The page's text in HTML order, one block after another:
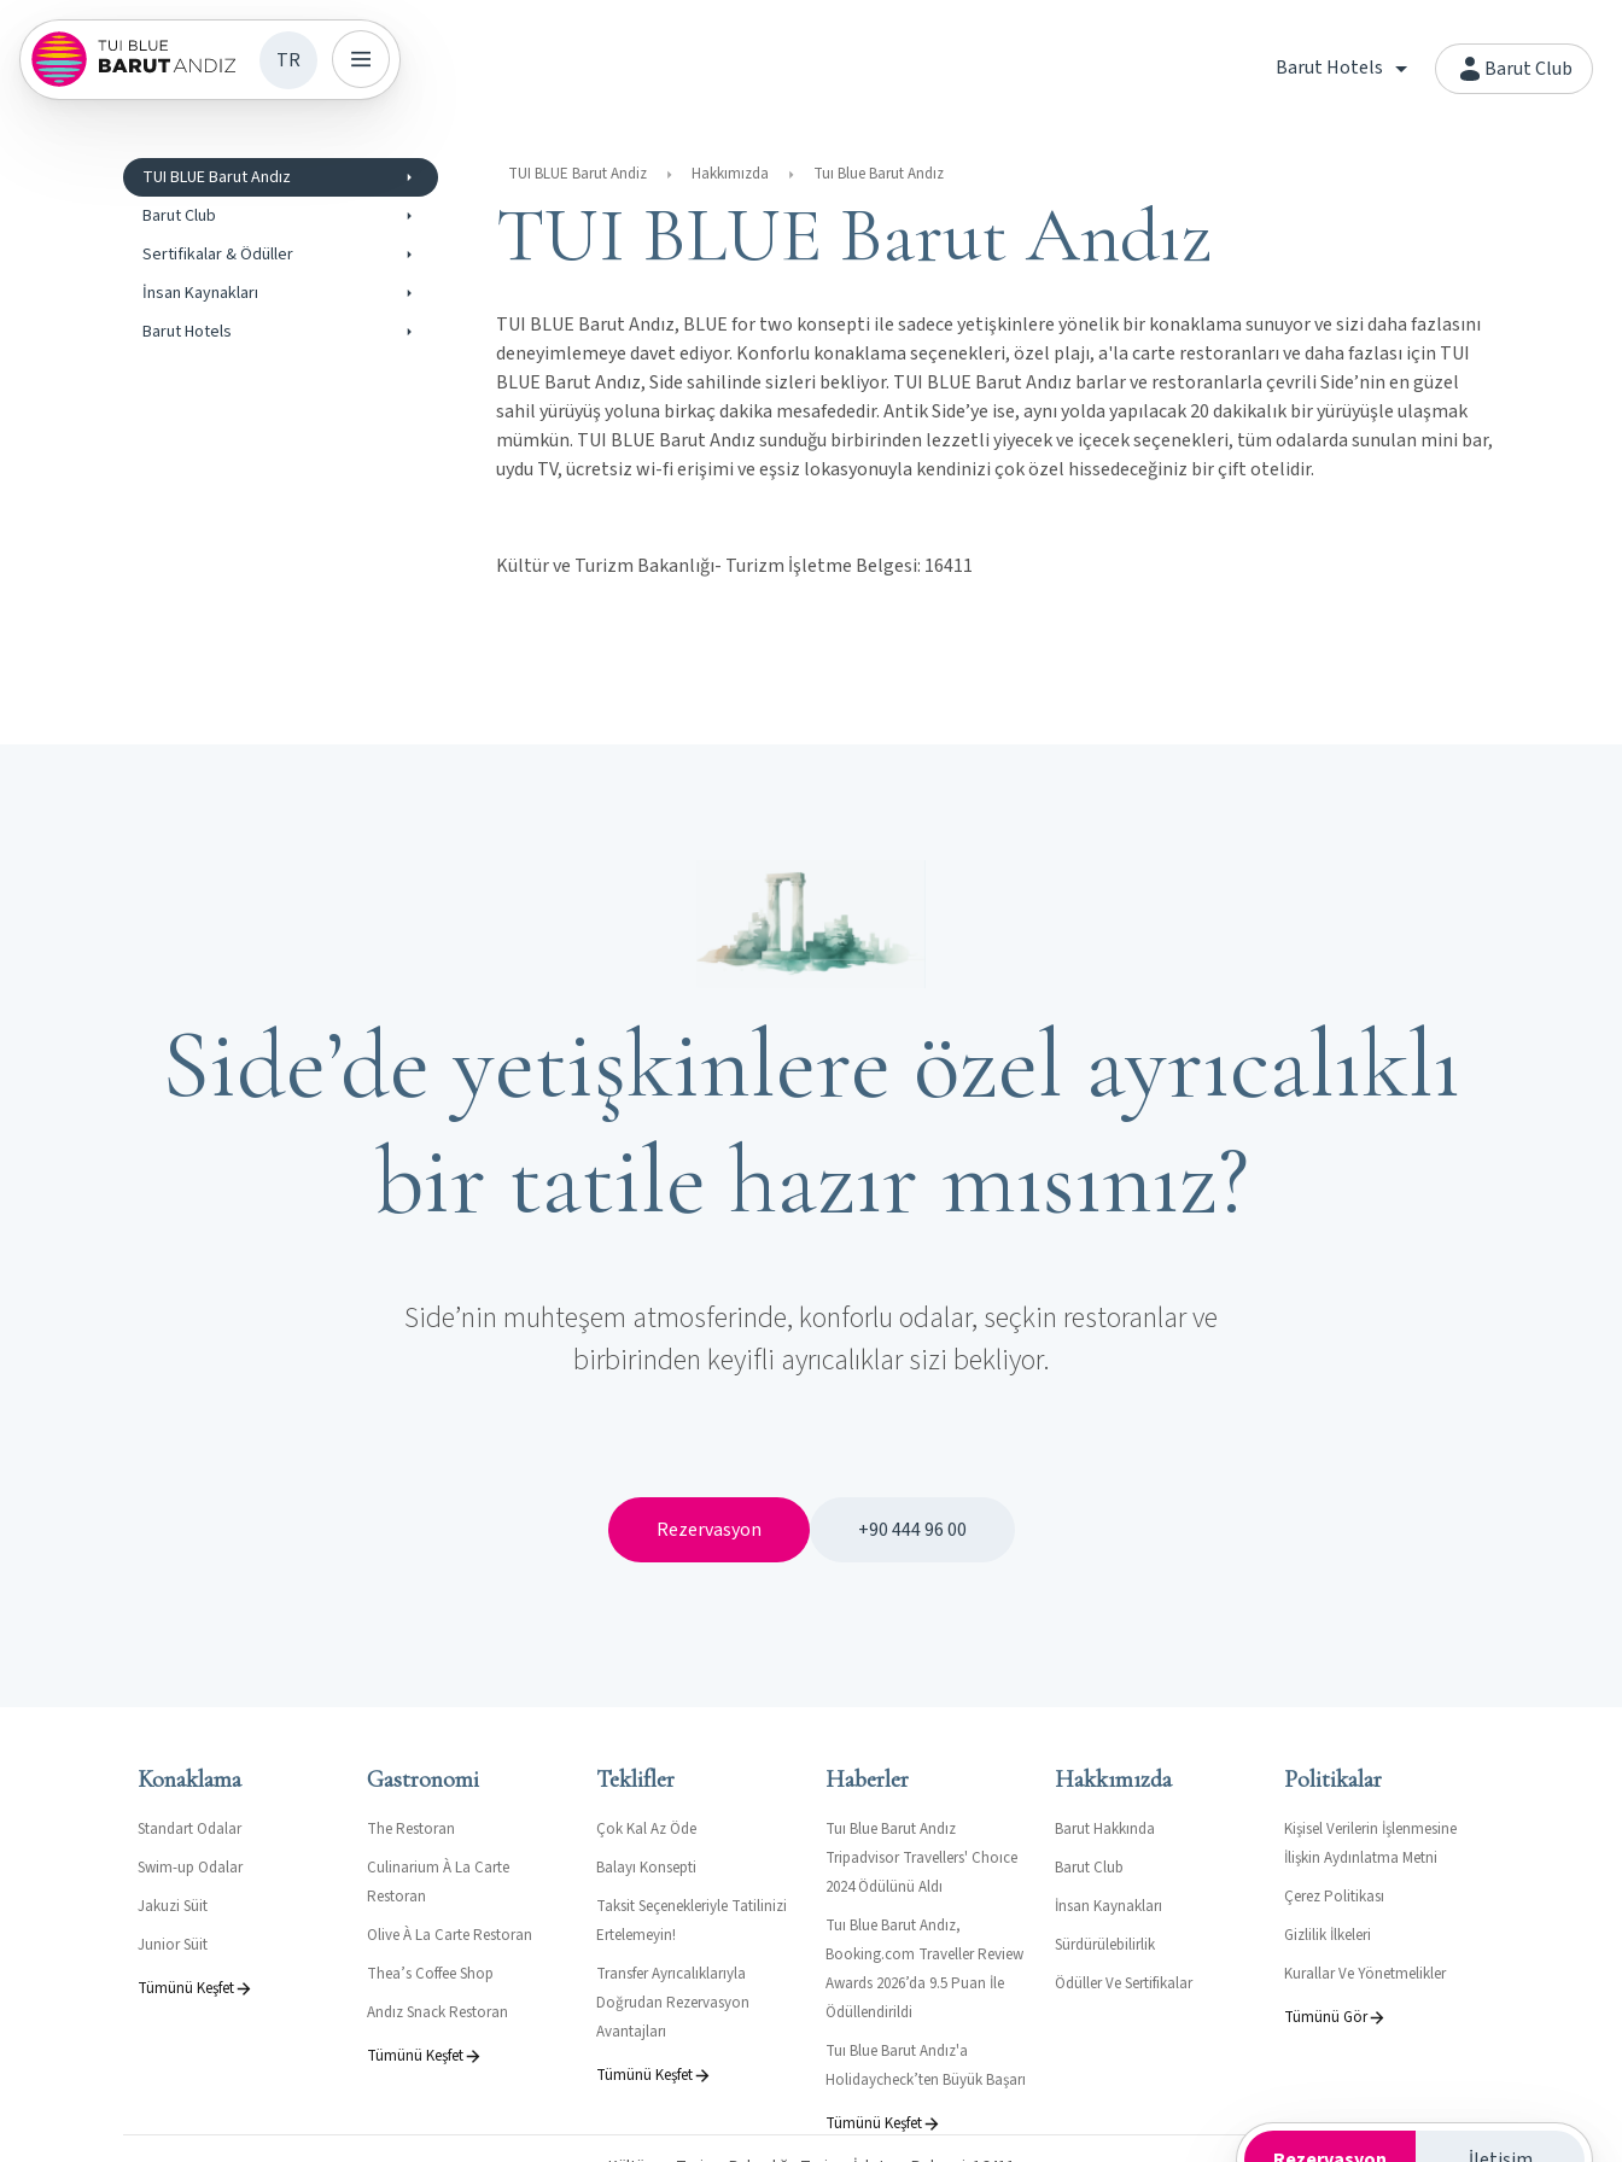
TR Barut Hotels Barut Club
TUI BLUE Barut Andız
Barut Club
Sertifikalar & Ödüller
İnsan Kaynakları
Barut Hotels
TUI BLUE Barut Andiz Hakkımızda Tuı Blue Barut Andız
TUI BLUE Barut Andız
TUI BLUE Barut Andız, BLUE for two konsepti ile sadece yetişkinlere yönelik bir konaklama sunuyor ve sizi daha fazlasını
deneyimlemeye davet ediyor. Konforlu konaklama seçenekleri, özel plajı, a'la carte restoranları ve daha fazlası için TUI
BLUE Barut Andız, Side sahilinde sizleri bekliyor. TUI BLUE Barut Andız barlar ve restoranlarla çevrili Side’nin en güzel
sahil yürüyüş yoluna birkaç dakika mesafededir. Antik Side’ye ise, aynı yolda yapılacak 20 dakikalık bir yürüyüşle ulaşmak
mümkün. TUI BLUE Barut Andız sunduğu birbirinden lezzetli yiyecek ve içecek seçenekleri, tüm odalarda sunulan mini bar,
uydu TV, ücretsiz wi-fi erişimi ve eşsiz lokasyonuyla kendinizi çok özel hissedeceğiniz bir çift otelidir.
Kültür ve Turizm Bakanlığı- Turizm İşletme Belgesi: 16411
Side’de yetişkinlere özel ayrıcalıklı
bir tatile hazır mısınız?
Side’nin muhteşem atmosferinde, konforlu odalar, seçkin restoranlar ve
birbirinden keyifli ayrıcalıklar sizi bekliyor.
Rezervasyon +90 444 96 00
Konaklama
Standart Odalar
Swim-up Odalar
Jakuzi Süit
Junior Süit
Tümünü Keşfet
Gastronomi
The Restoran
Culinarium À La Carte
Restoran
Olive À La Carte Restoran
Thea’s Coffee Shop
Andız Snack Restoran
Tümünü Keşfet
Teklifler
Çok Kal Az Öde
Balayı Konsepti
Taksit Seçenekleriyle Tatilinizi
Ertelemeyin!
Transfer Ayrıcalıklarıyla
Doğrudan Rezervasyon
Avantajları
Tümünü Keşfet
Haberler
Tuı Blue Barut Andız
Tripadvisor Travellers' Choıce
2024 Ödülünü Aldı
Tuı Blue Barut Andız,
Booking.com Traveller Review
Awards 2026’da 9.5 Puan İle
Ödüllendirildi
Tuı Blue Barut Andız'a
Holidaycheck’ten Büyük Başarı
Tümünü Keşfet
Hakkımızda
Barut Hakkında
Barut Club
İnsan Kaynakları
Sürdürülebilirlik
Ödüller Ve Sertifikalar
Politikalar
Kişisel Verilerin İşlenmesine
İlişkin Aydınlatma Metni
Çerez Politikası
Gizlilik İlkeleri
Kurallar Ve Yönetmelikler
Tümünü Gör